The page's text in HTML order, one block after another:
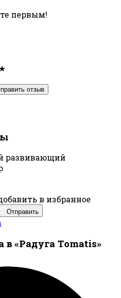
первым!
отзыв
развивающий
в избранное
Отправить
в «Радуга Тomatis»